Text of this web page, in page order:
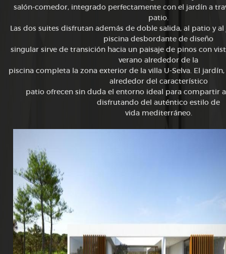
salón-comedor, integrado perfectamente con el jardín a
patio.
Las dos suites disfrutan además de doble salida, al patio y
piscina desbordante de diseño
singular sirve de transición hacia un paisaje de pinos con
verano alrededor de la
piscina completa la zona exterior de la villa U-Selva. El
alrededor del característico
patio ofrecen sin duda el entorno ideal para compartir
disfrutando del auténtico estilo de
vida mediterráneo.